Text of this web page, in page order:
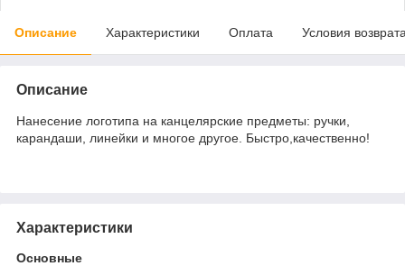
Описание Характеристики Оплата Условия
Описание
Нанесение логотипа на канцелярские предметы: ручки,
карандаши, линейки и многое другое. Быстро,качественно!
Характеристики
Основные